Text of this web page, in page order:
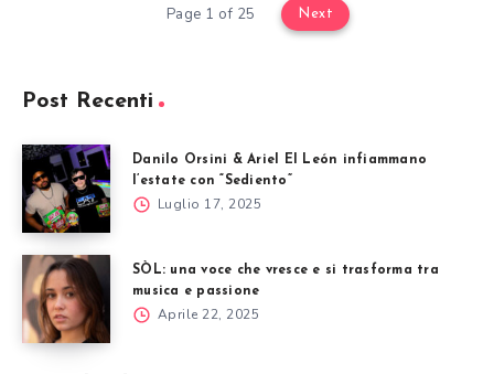
Page 1 of 25 Next
Post Recenti
Danilo Orsini & Ariel El León infiammano
l’estate con “Sediento”
Luglio 17, 2025
SÒL: una voce che vresce e si trasforma tra
musica e passione
Aprile 22, 2025